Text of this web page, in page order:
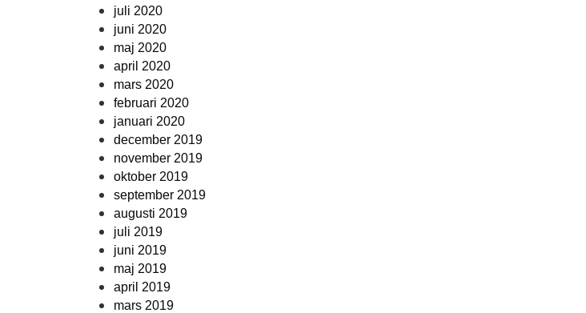
juli 2020
juni 2020
maj 2020
april 2020
mars 2020
februari 2020
januari 2020
december 2019
november 2019
oktober 2019
september 2019
augusti 2019
juli 2019
juni 2019
maj 2019
april 2019
mars 2019